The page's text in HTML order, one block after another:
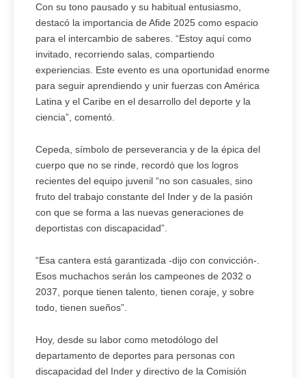
Con su tono pausado y su habitual entusiasmo,
destacó la importancia de Afide 2025 como espacio
para el intercambio de saberes. “Estoy aquí como
invitado, recorriendo salas, compartiendo
experiencias. Este evento es una oportunidad enorme
para seguir aprendiendo y unir fuerzas con América
Latina y el Caribe en el desarrollo del deporte y la
ciencia”, comentó.
Cepeda, símbolo de perseverancia y de la épica del
cuerpo que no se rinde, recordó que los logros
recientes del equipo juvenil “no son casuales, sino
fruto del trabajo constante del Inder y de la pasión
con que se forma a las nuevas generaciones de
deportistas con discapacidad”.
“Esa cantera está garantizada -dijo con convicción-.
Esos muchachos serán los campeones de 2032 o
2037, porque tienen talento, tienen coraje, y sobre
todo, tienen sueños”.
Hoy, desde su labor como metodólogo del
departamento de deportes para personas con
discapacidad del Inder y directivo de la Comisión